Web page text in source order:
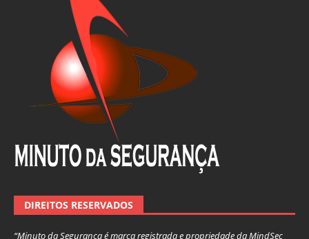
DIREITOS RESERVADOS
“Minuto da Segurança é marca registrada e propriedade da MindSec